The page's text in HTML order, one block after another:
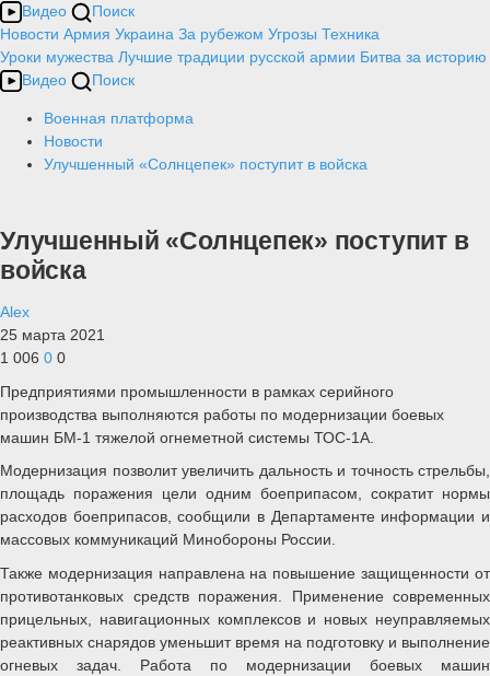
Видео
Поиск
Новости Армия Украина За рубежом Угрозы Техника
Уроки мужества Лучшие традиции русской армии Битва за историю
Видео
Поиск
Военная платформа
Новости
Улучшенный «Солнцепек» поступит в войска
Улучшенный «Солнцепек» поступит в
войска
Alex
25 марта 2021
1 006 0 0
Предприятиями промышленности в рамках серийного
производства выполняются работы по модернизации боевых
машин БМ-1 тяжелой огнеметной системы ТОС-1А.
Модернизация позволит увеличить дальность и точность стрельбы,
площадь поражения цели одним боеприпасом, сократит нормы
расходов боеприпасов, сообщили в Департаменте информации и
массовых коммуникаций Минобороны России.
Также модернизация направлена на повышение защищенности от
противотанковых средств поражения. Применение современных
прицельных, навигационных комплексов и новых неуправляемых
реактивных снарядов уменьшит время на подготовку и выполнение
огневых задач. Работа по модернизации боевых машин